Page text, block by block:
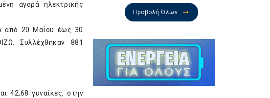
αγορά ηλεκτρικής
από 20 Μαΐου έως 30
Συλλέχθηκαν 881
42,68 γυναίκες, στην
Προβολή Όλων